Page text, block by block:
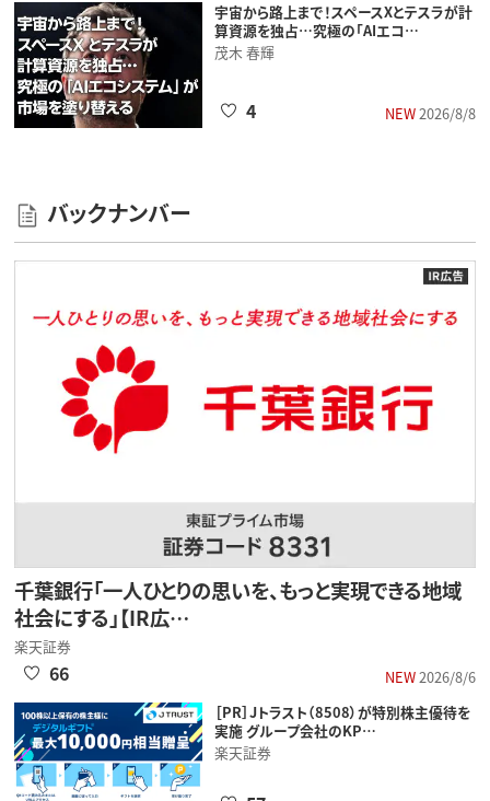
宇宙から路上まで！スペースXとテスラが計
算資源を独占…究極の「AIエコ…
茂木 春輝
NEW2026/8/8
4
バックナンバー
千葉銀行「一人ひとりの思いを、もっと実現できる地域
社会にする」【IR広…
楽天証券
NEW2026/8/6
66
［PR］Jトラスト（8508）が特別株主優待を
実施 グループ会社のKP…
楽天証券